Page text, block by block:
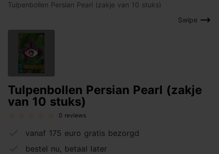
Swipe
Tulpenbollen Persian Pearl (zakje van 10 stuks)
Tulpenbollen Persian Pearl (zakje
van 10 stuks)
0 reviews
vanaf 175 euro gratis bezorgd
bestel nu, betaal later